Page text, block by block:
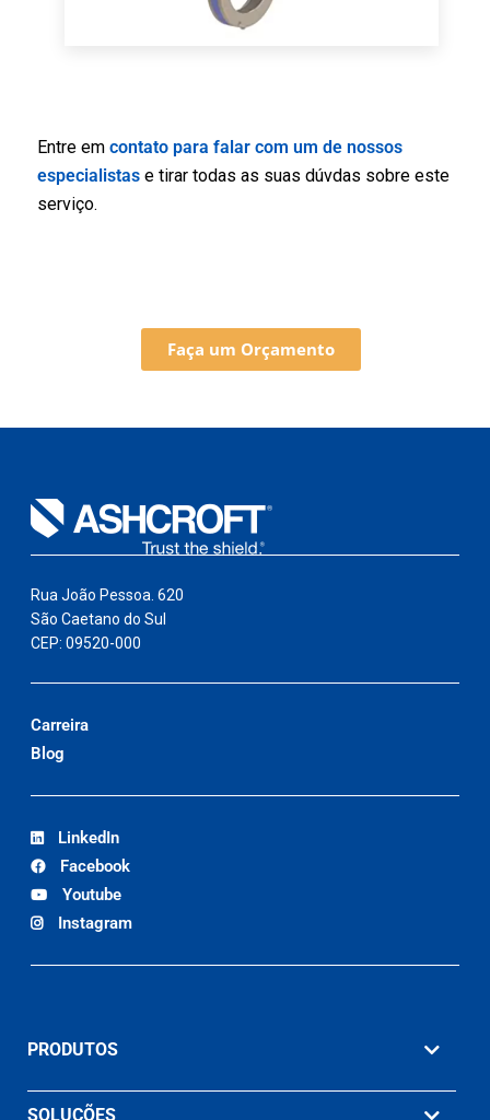
Entre emcontato para falar com um de nossos
especialistas e tirar todas as suas dúvdas sobre este
serviço.
Faça um Orçamento
Rua João Pessoa. 620
São Caetano do Sul
CEP: 09520-000
Carreira
Blog
LinkedIn
Facebook
Youtube
Instagram
PRODUTOS
SOLUÇÕES